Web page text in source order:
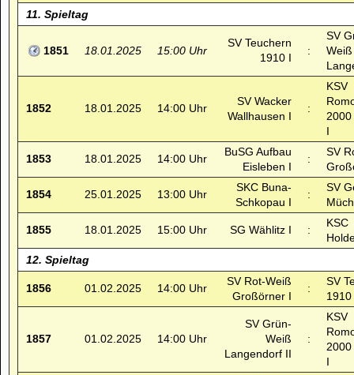
11. Spieltag
1851 18.01.2025 15:00 Uhr
SV Teuchern
1910 I
:
SV
Weiß
1852 18.01.2025 14:00 Uhr
SV Wacker
Wallhausen I
:
KSV
I
1853 18.01.2025 14:00 Uhr
BuSG Aufbau
Eisleben I
:
SV
1854 25.01.2025 13:00 Uhr
SKC Buna-
Schkopau I
:
SV
1855 18.01.2025 15:00 Uhr SG Wählitz I :
KSC
12. Spieltag
1856 01.02.2025 14:00 Uhr
SV Rot-Weiß
Großörner I
:
SV
1910
1857 01.02.2025 14:00 Uhr
SV Grün-
Weiß
Langendorf II
:
KSV
I